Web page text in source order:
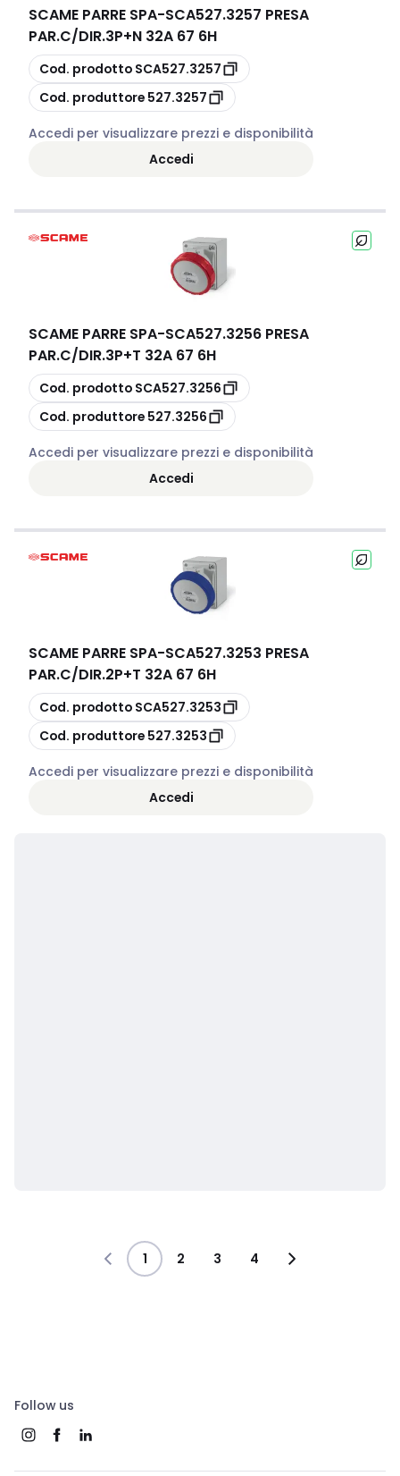
SCAME PARRE SPA-SCA527.3257 PRESA
PAR.C/DIR.3P+N 32A 67 6H
copia
Cod. prodotto SCA527.3257
copia
Cod. produttore 527.3257
Accedi per visualizzare prezzi e disponibilità
Accedi
SCAME PARRE SPA-SCA527.3256 PRESA
PAR.C/DIR.3P+T 32A 67 6H
copia
Cod. prodotto SCA527.3256
copia
Cod. produttore 527.3256
Accedi per visualizzare prezzi e disponibilità
Accedi
SCAME PARRE SPA-SCA527.3253 PRESA
PAR.C/DIR.2P+T 32A 67 6H
copia
Cod. prodotto SCA527.3253
copia
Cod. produttore 527.3253
Accedi per visualizzare prezzi e disponibilità
Accedi
1 2 3 4
Follow us